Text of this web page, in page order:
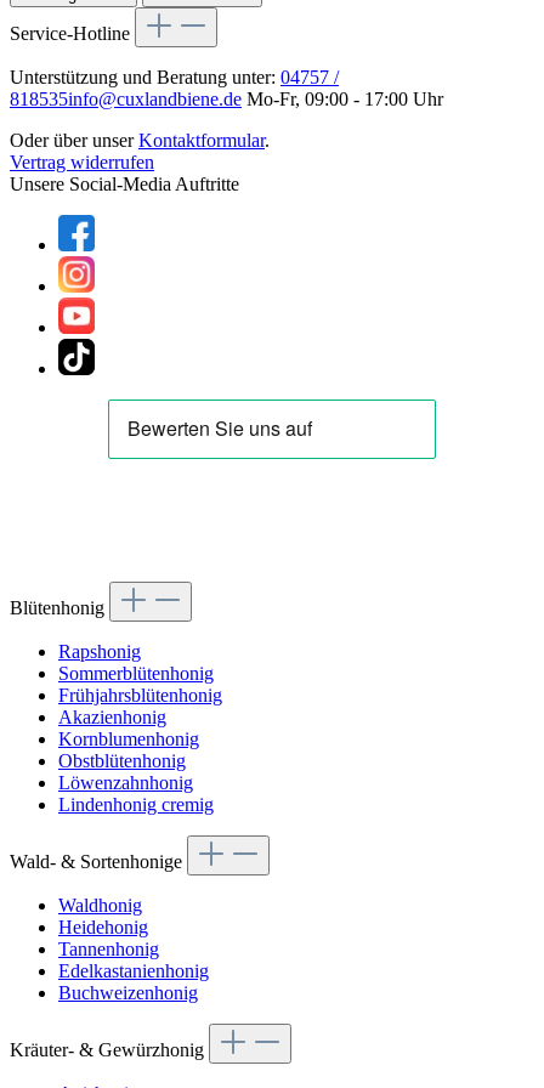
Service-Hotline
Unterstützung und Beratung unter: 04757 /
818535info@cuxlandbiene.de Mo-Fr, 09:00 - 17:00 Uhr
Oder über unserKontaktformular.
Vertrag widerrufen
Unsere Social-Media Auftritte
Blütenhonig
Rapshonig
Sommerblütenhonig
Frühjahrsblütenhonig
Akazienhonig
Kornblumenhonig
Obstblütenhonig
Löwenzahnhonig
Lindenhonig cremig
Wald- & Sortenhonige
Waldhonig
Heidehonig
Tannenhonig
Edelkastanienhonig
Buchweizenhonig
Kräuter- & Gewürzhonig